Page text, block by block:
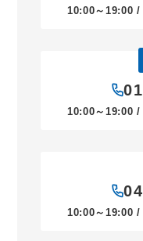
10:00～19:00 /
10:00～19:00 /
10:00～19:00 /